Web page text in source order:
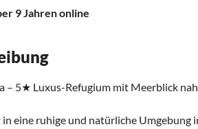
9 Jahren online
– 5★ Luxus-Refugium mit Meerblick
eine ruhige und natürliche Umgebung